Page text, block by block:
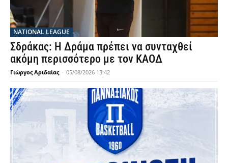
NATIONAL LEAGUE
Σδράκας: Η Δράμα πρέπει να συνταχθεί
ακόμη περισσότερο με τον ΚΑΟΔ
Γιώργος Αριδαίας - 05/08/2026 13:42